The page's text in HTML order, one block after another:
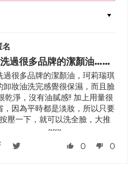
名
洗過很多品牌的潔顏油……
過很多品牌的潔顏油，珂莉瑞琪
卸妝油洗完感覺很保濕，而且臉
乾淨，沒有油膩感!! 加上用量很
，因為平時都是淡妝，所以只要
按壓一下，就可以洗全臉，大推
~~~
0
0